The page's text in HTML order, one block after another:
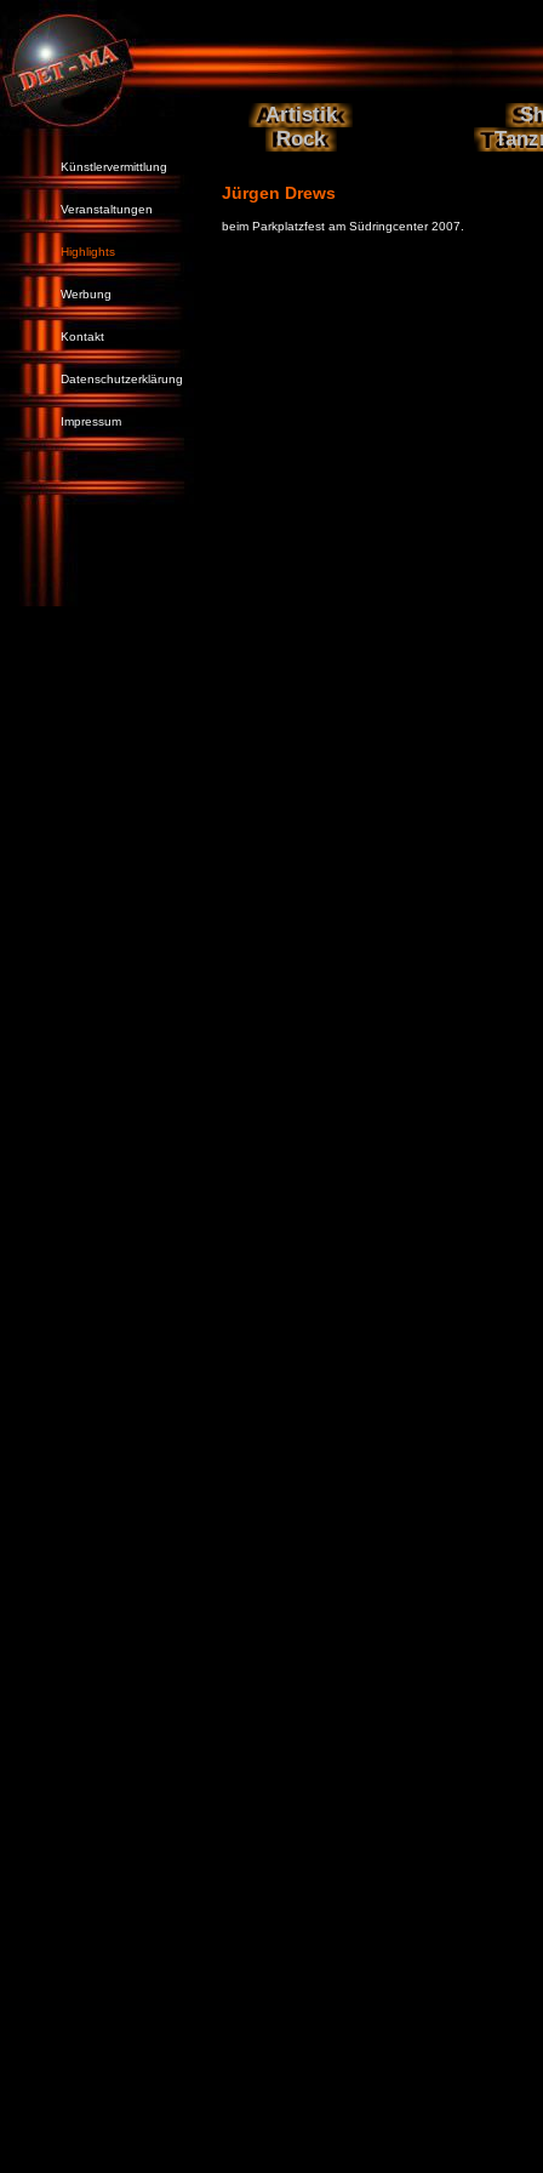
Künstlervermittlung
Veranstaltungen
Highlights
Werbung
Kontakt
Datenschutzerklärung
Impressum
Artistik
Rock
Jürgen Drews
beim Parkplatzfest am Südringcenter 2007.